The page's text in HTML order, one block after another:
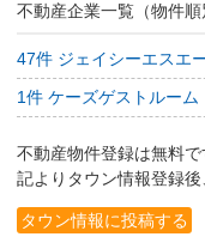
不動産企業一覧（物件順
47件 ジェイシーエスエ
1件 ケーズゲストルーム
不動産物件登録は無料
記よりタウン情報登録後
タウン情報に投稿する